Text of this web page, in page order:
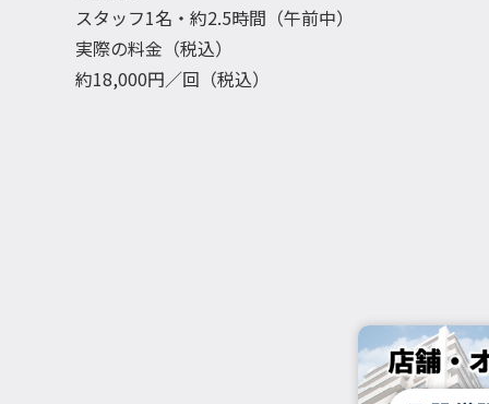
スタッフ1名・約2.5時間（午前中）
実際の料金（税込）
約18,000円／回（税込）